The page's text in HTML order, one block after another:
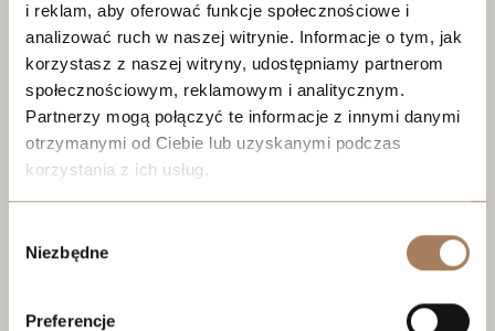
i reklam, aby oferować funkcje społecznościowe i
analizować ruch w naszej witrynie. Informacje o tym, jak
korzystasz z naszej witryny, udostępniamy partnerom
społecznościowym, reklamowym i analitycznym.
Partnerzy mogą połączyć te informacje z innymi danymi
otrzymanymi od Ciebie lub uzyskanymi podczas
korzystania z ich usług.
process your information.
zgody
Niezbędne
Preferencje